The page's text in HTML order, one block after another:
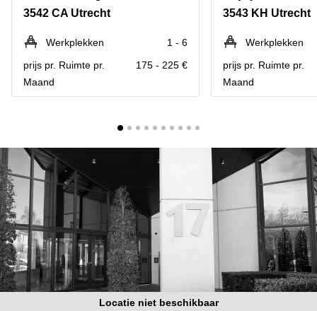
Hengelo
Hilversum
Hoofddorp
Deventer
Tilburg
Zwolle
Amsterdam
Westpoort
Reeuwijk
Business
Arnhem
Business
center
Hilversum
Business
center
Den
Haag
Coworking
space
Breda
3542 CA Utrecht
Werkplekken
1 - 6
prijs pr. Ruimte pr.
Maand
175 - 225 €
3543 KH Utrecht
Werkplekken
prijs pr. Ruimte pr.
Maand
Locatie niet beschikbaar